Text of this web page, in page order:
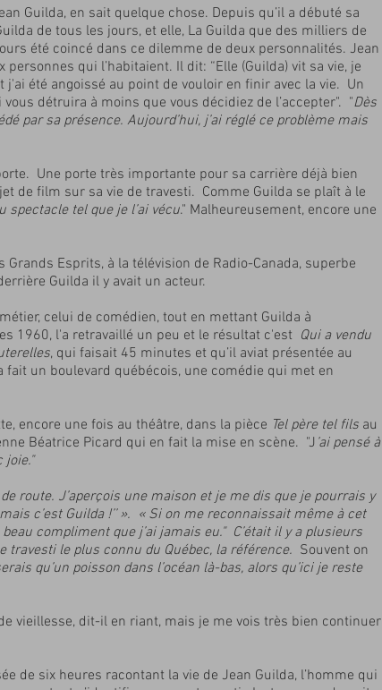
Guilda, en sait quelque chose. Depuis qu’il a débuté sa
de tous les jours, et elle, La Guilda que des milliers de
été coincé dans ce dilemme de deux personnalités. Jean
qui l’habitaient. Il dit: “Elle (Guilda) vit sa vie, je
été angoissé au point de vouloir en finir avec la vie. Un
détruira à moins que vous décidiez de l’accepter". "Dès
par sa présence. Aujourd’hui, j’ai réglé ce problème mais
Une porte très importante pour sa carrière déjà bien
de film sur sa vie de travesti. Comme Guilda se plaît à le
spectacle tel que je l’ai vécu." Malheureusement, encore une
Esprits, à la télévision de Radio-Canada, superbe
Guilda il y avait un acteur.
celui de comédien, tout en mettant Guilda à
1960, l'a retravaillé un peu et le résultat c'est Qui a vendu
, qui faisait 45 minutes et qu’il aviat présentée au
un boulevard québécois, une comédie qui met en
encore une fois au théâtre, dans la pièce Tel père tel fils au
Béatrice Picard qui en fait la mise en scène. "J ’ai pensé à
joie."
de route. J’aperçois une maison et je me dis que je pourrais y
c’est Guilda !’’ ». « Si on me reconnaissait même à cet
compliment que j’ai jamais eu." C’était il y a plusieurs
travesti le plus connu du Québec, la référence. Souvent on
qu’un poisson dans l’océan là-bas, alors qu’ici je reste
vieillesse, dit-il en riant, mais je me vois très bien continuer
de six heures racontant la vie de Jean Guilda, l’homme qui